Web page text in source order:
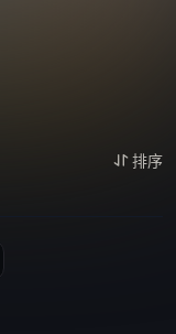
排序